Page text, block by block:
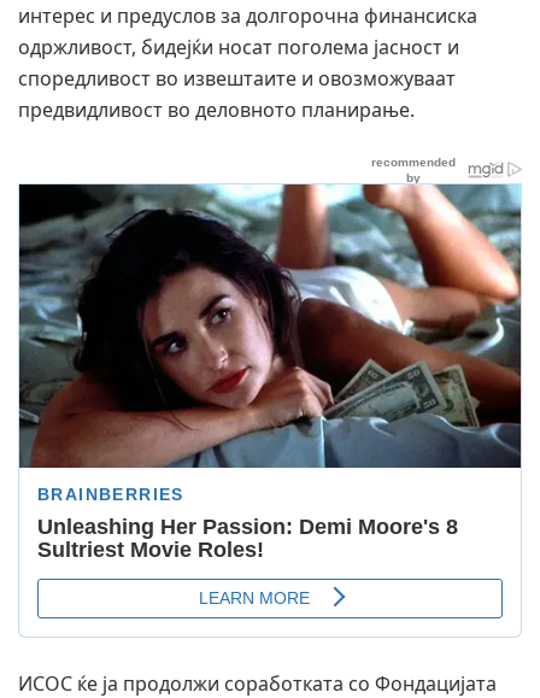
интерес и предуслов за долгорочна финансиска
одржливост, бидејќи носат поголема јасност и
споредливост во извештаите и овозможуваат
предвидливост во деловното планирање.
ИСОС ќе ја продолжи соработката со Фондацијата